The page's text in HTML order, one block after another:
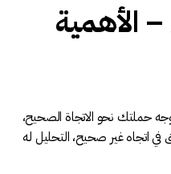
Ads Manager – الأهمية
حملتك نحو الاتجاة الصحيح،
اتجاه غير صحيح، التحليل له